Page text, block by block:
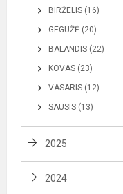
BIRŽELIS (16)
GEGUŽĖ (20)
BALANDIS (22)
KOVAS (23)
VASARIS (12)
SAUSIS (13)
2025
2024